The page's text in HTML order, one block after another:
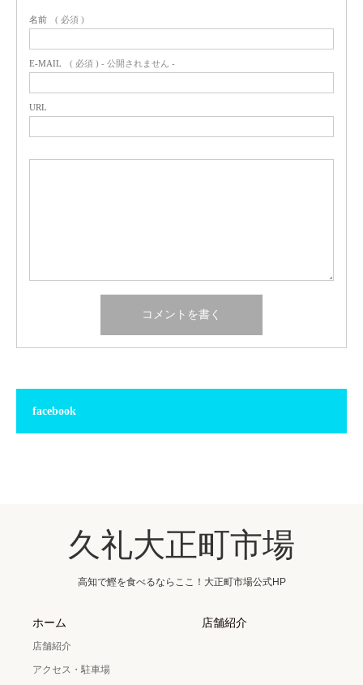
名前 ( 必須 )
E-MAIL ( 必須 ) - 公開されません -
URL
facebook
久礼大正町市場
高知で鰹を食べるならここ！大正町市場公式HP
ホーム
店舗紹介
アクセス・駐車場
店舗紹介